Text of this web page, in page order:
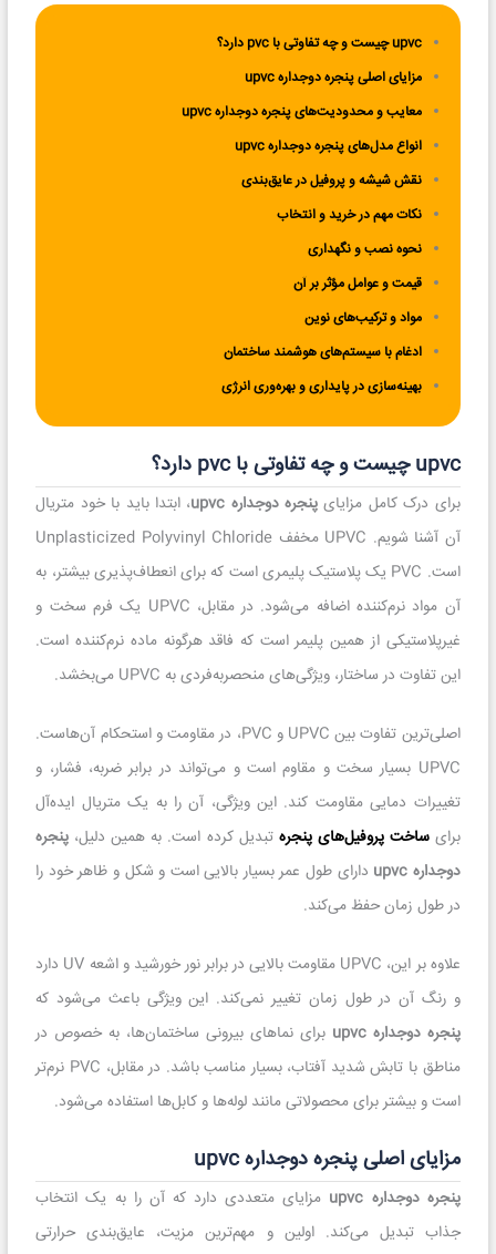
upvc چیست و چه تفاوتی با pvc دارد؟
مزایای اصلی پنجره دوجداره upvc
معایب و محدودیت‌های پنجره دوجداره upvc
انواع مدل‌های پنجره دوجداره upvc
نقش شیشه و پروفیل در عایق‌بندی
نکات مهم در خرید و انتخاب
نحوه نصب و نگهداری
قیمت و عوامل مؤثر بر آن
مواد و ترکیب‌های نوین
ادغام با سیستم‌های هوشمند ساختمان
بهینه‌سازی در پایداری و بهره‌وری انرژی
upvc چیست و چه تفاوتی با pvc دارد؟
برای درک کامل مزایای پنجره دوجداره upvc
، ابتدا باید با خود متریال
آن آشنا شویم. UPVC مخفف Unplasticized Polyvinyl Chloride
است. PVC یک پلاستیک پلیمری است که برای انعطاف‌پذیری بیشتر، به
آن مواد نرم‌کننده اضافه می‌شود. در مقابل، UPVC یک فرم سخت و
غیرپلاستیکی از همین پلیمر است که فاقد هرگونه ماده نرم‌کننده است.
این تفاوت در ساختار، ویژگی‌های منحصربه‌فردی به UPVC می‌بخشد.
اصلی‌ترین تفاوت بین UPVC و PVC، در مقاومت و استحکام آن‌هاست.
UPVC بسیار سخت و مقاوم است و می‌تواند در برابر ضربه، فشار، و
تغییرات دمایی مقاومت کند. این ویژگی، آن را به یک متریال ایده‌آل
برایساخت پروفیل‌های پنجره تبدیل کرده است. به همین دلیل، پنجره
دوجداره upvc
دارای طول عمر بسیار بالایی است و شکل و ظاهر خود را
در طول زمان حفظ می‌کند.
علاوه بر این، UPVC مقاومت بالایی در برابر نور خورشید و اشعه UV دارد
و رنگ آن در طول زمان تغییر نمی‌کند. این ویژگی باعث می‌شود که
پنجره دوجداره upvc
برای نماهای بیرونی ساختمان‌ها، به خصوص در
مناطق با تابش شدید آفتاب، بسیار مناسب باشد. در مقابل، PVC نرم‌تر
است و بیشتر برای محصولاتی مانند لوله‌ها و کابل‌ها استفاده می‌شود.
مزایای اصلی پنجره دوجداره upvc
پنجره دوجداره upvc
مزایای متعددی دارد که آن را به یک انتخاب
جذاب تبدیل می‌کند. اولین و مهم‌ترین مزیت، عایق‌بندی حرارتی